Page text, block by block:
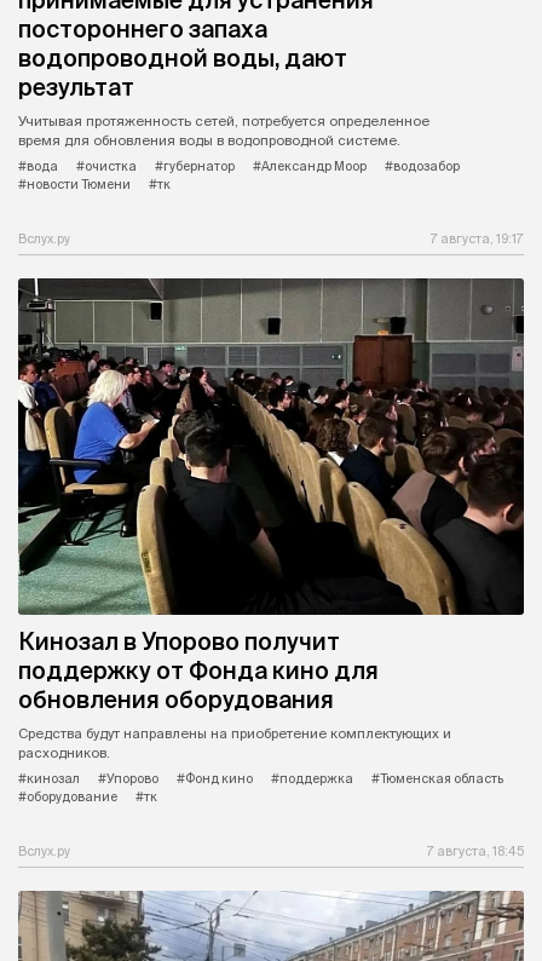
постороннего запаха
водопроводной воды, дают
результат
Учитывая протяженность сетей, потребуется определенное
время для обновления воды в водопроводной системе.
#вода
#очистка #губернатор #Александр Моор
#водозабор
#новости Тюмени
#тк
Вслух.ру 7 августа, 19:17
Кинозал в Упорово получит
поддержку от Фонда кино для
обновления оборудования
Средства будут направлены на приобретение комплектующих и
расходников.
#кинозал
#Упорово #Фонд кино #поддержка
#Тюменская область
#оборудование
#тк
Вслух.ру 7 августа, 18:45